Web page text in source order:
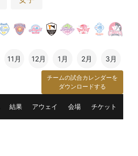
11月 12月 1月 2月 3月
チームの試合カレンダーを
ダウンロードする
結果 アウェイ 会場 チケット